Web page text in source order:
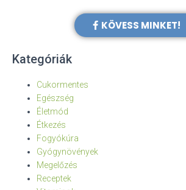
KÖVESS MINKET!
Kategóriák
Cukormentes
Egészség
Életmód
Étkezés
Fogyókúra
Gyógynövények
Megelőzés
Receptek